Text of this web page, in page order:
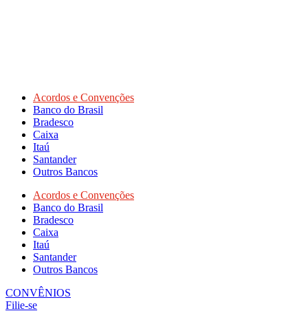
Acordos e Convenções
Banco do Brasil
Bradesco
Caixa
Itaú
Santander
Outros Bancos
Acordos e Convenções
Banco do Brasil
Bradesco
Caixa
Itaú
Santander
Outros Bancos
CONVÊNIOS
Filie-se